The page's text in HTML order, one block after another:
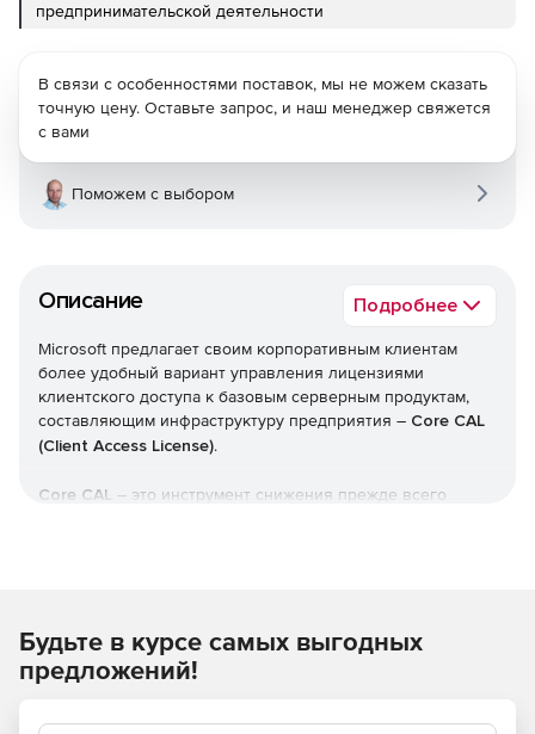
предпринимательской деятельности
Описание Подробнее
Microsoft предлагает своим корпоративным клиентам
более удобный вариант управления лицензиями
клиентского доступа к базовым серверным продуктам,
составляющим инфраструктуру предприятия – Core CAL
(Client Access License).
Core CAL – это инструмент снижения прежде всего
ClientAccessLicence (CAL) – лицензия на подключение к
серверу дополнительных клиентских мест. Продается
только при наличии основной серверной лицензии
В связи с особенностями поставок, мы не можем сказать
точную цену. Оставьте запрос, и наш менеджер свяжется
с вами
Поможем с выбором
Будьте в курсе самых выгодных
предложений!